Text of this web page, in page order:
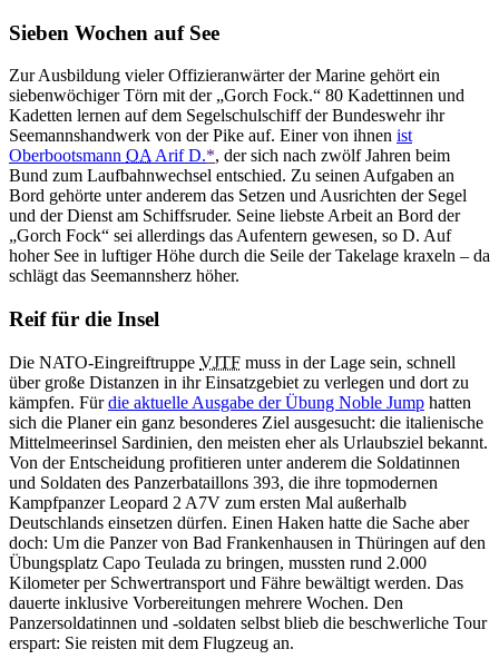
Sieben Wochen auf See
Zur Ausbildung vieler Offizieranwärter der Marine gehört ein
siebenwöchiger Törn mit der „Gorch Fock.“ 80 Kadettinnen und
Kadetten lernen auf dem Segelschulschiff der Bundeswehr ihr
Seemannshandwerk von der Pike auf. Einer von ihnen ist
Oberbootsmann OA Arif D.*, der sich nach zwölf Jahren beim
Bund zum Laufbahnwechsel entschied. Zu seinen Aufgaben an
Bord gehörte unter anderem das Setzen und Ausrichten der Segel
und der Dienst am Schiffsruder. Seine liebste Arbeit an Bord der
„Gorch Fock“ sei allerdings das Aufentern gewesen, so D. Auf
hoher See in luftiger Höhe durch die Seile der Takelage kraxeln – da
schlägt das Seemannsherz höher.
Reif für die Insel
Die NATO-Eingreiftruppe VJTF muss in der Lage sein, schnell
über große Distanzen in ihr Einsatzgebiet zu verlegen und dort zu
kämpfen. Fürdie aktuelle Ausgabe der Übung Noble Jump hatten
sich die Planer ein ganz besonderes Ziel ausgesucht: die italienische
Mittelmeerinsel Sardinien, den meisten eher als Urlaubsziel bekannt.
Von der Entscheidung profitieren unter anderem die Soldatinnen
und Soldaten des Panzerbataillons 393, die ihre topmodernen
Kampfpanzer Leopard 2 A7V zum ersten Mal außerhalb
Deutschlands einsetzen dürfen. Einen Haken hatte die Sache aber
doch: Um die Panzer von Bad Frankenhausen in Thüringen auf den
Übungsplatz Capo Teulada zu bringen, mussten rund 2.000
Kilometer per Schwertransport und Fähre bewältigt werden. Das
dauerte inklusive Vorbereitungen mehrere Wochen. Den
Panzersoldatinnen und -soldaten selbst blieb die beschwerliche Tour
erspart: Sie reisten mit dem Flugzeug an.